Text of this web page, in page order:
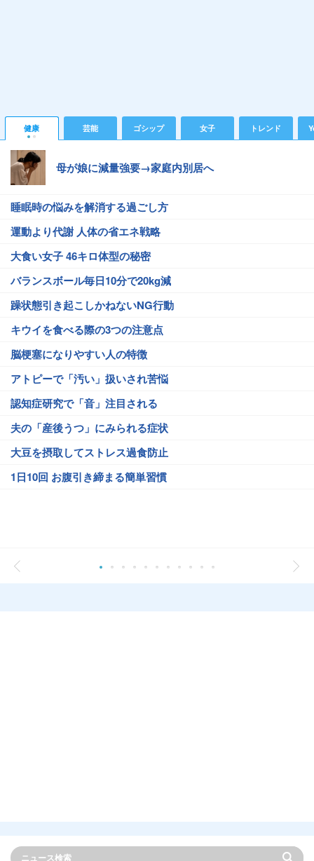
健康 芸能 ゴシップ 女子 トレンド
母が娘に減量強要→家庭内別居へ
睡眠時の悩みを解消する過ごし方
運動より代謝 人体の省エネ戦略
大食い女子 46キロ体型の秘密
バランスボール毎日10分で20kg減
躁状態引き起こしかねないNG行動
キウイを食べる際の3つの注意点
脳梗塞になりやすい人の特徴
アトピーで「汚い」扱いされ苦悩
認知症研究で「音」注目される
夫の「産後うつ」にみられる症状
大豆を摂取してストレス過食防止
1日10回 お腹引き締まる簡単習慣